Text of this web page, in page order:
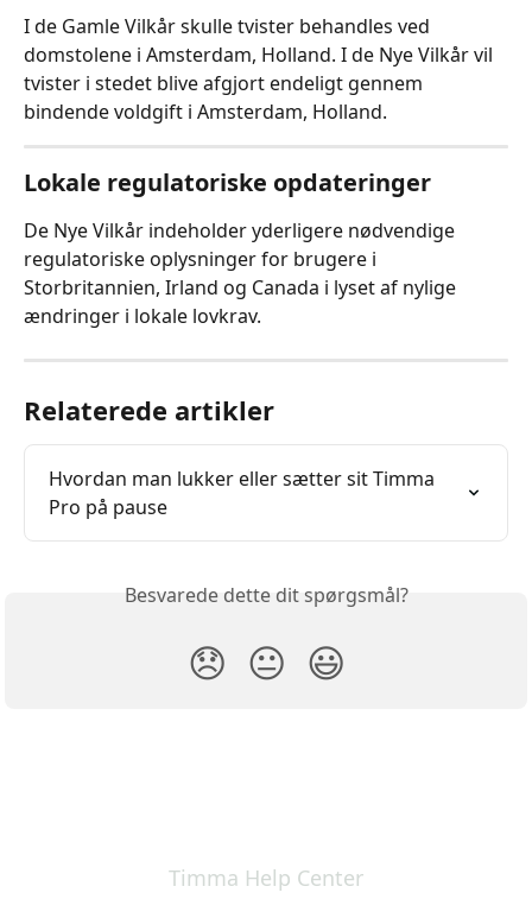
I de Gamle Vilkår skulle tvister behandles ved
domstolene i Amsterdam, Holland. I de Nye Vilkår vil
tvister i stedet blive afgjort endeligt gennem
bindende voldgift i Amsterdam, Holland.
Lokale regulatoriske opdateringer
De Nye Vilkår indeholder yderligere nødvendige
regulatoriske oplysninger for brugere i
Storbritannien, Irland og Canada i lyset af nylige
ændringer i lokale lovkrav.
Relaterede artikler
Hvordan man lukker eller sætter sit Timma
Pro på pause
Besvarede dette dit spørgsmål?
😞 😐 😃
Timma Help Center